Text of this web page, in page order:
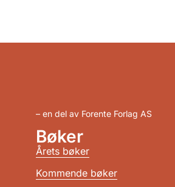
– en del av Forente Forlag AS
Bøker
Årets bøker
Kommende bøker